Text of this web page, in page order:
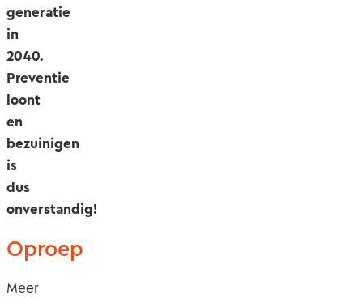
generatie
in
2040.
Preventie
loont
en
bezuinigen
is
dus
onverstandig!
Oproep
Meer